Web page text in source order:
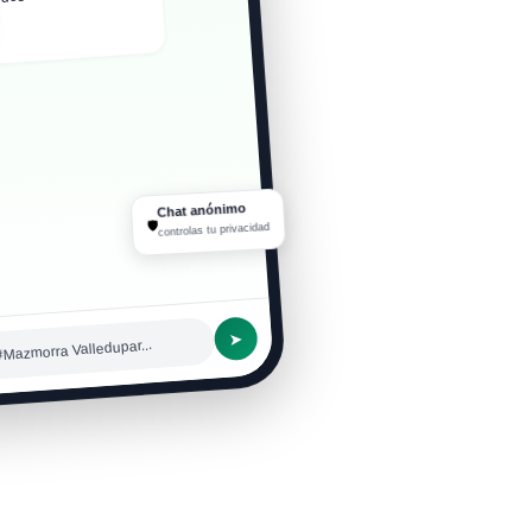
Valledupar... ➤
🛡
Chat anónimo
controlas tu privacidad